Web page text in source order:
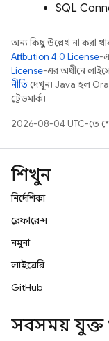
SQL
অন্য কিছু উল্লেখ না করা
Attribution 4.0 License-
License-এর অধীনে
নীতি দেখুন। Java হল
ট্রেডমার্ক।
2026-08-04 UTC-তে
শিখুন
নির্দেশিকা
রেফারেন্স
নমুনা
লাইব্রেরি
GitHub
সবসময় যুক্ত